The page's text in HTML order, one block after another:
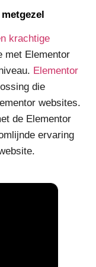
krachtige
met Elementor
Elementor
die
websites.
de Elementor
ervaring